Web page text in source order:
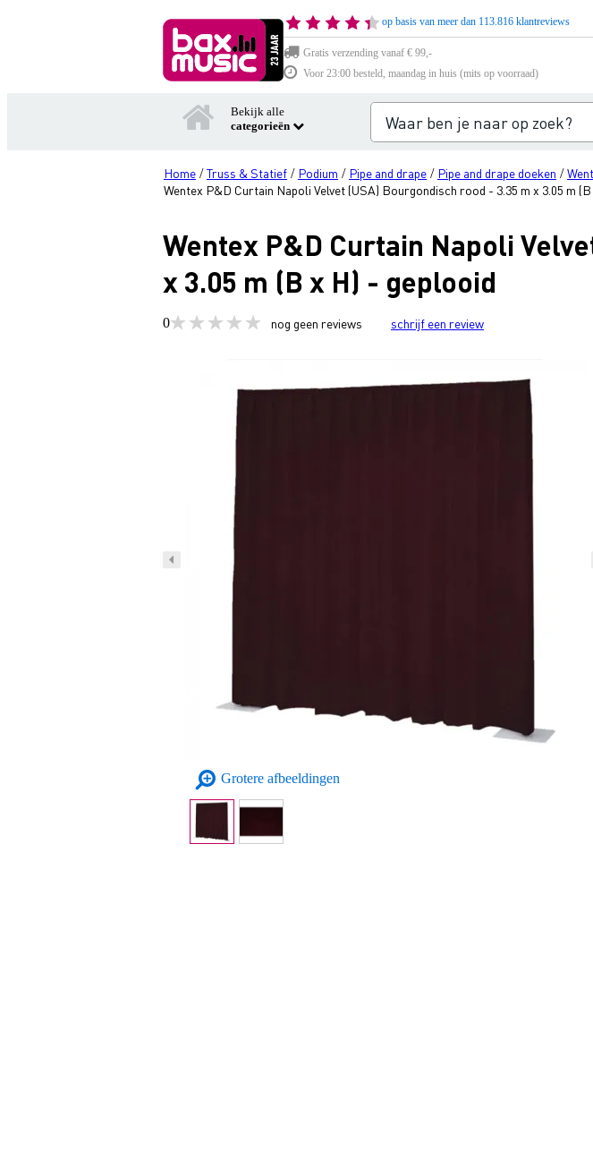
op basis van meer dan 113.816 klantreviews
Gratis verzending vanaf € 99,-
Voor 23:00 besteld, maandag in huis (mits op voorraad)
Bekijk alle
categorieën
Home /Truss & Statief / Podium / Pipe and drape / Pipe and drape doeken /
Wentex P&D Curtain Napoli Velvet (USA) Bourgondisch rood - 3.35 m x 3.05 m
Wentex P&D Curtain Napoli
x 3.05 m (B x H) - geplooid
0 nog geen reviews schrijf een review
Grotere afbeeldingen